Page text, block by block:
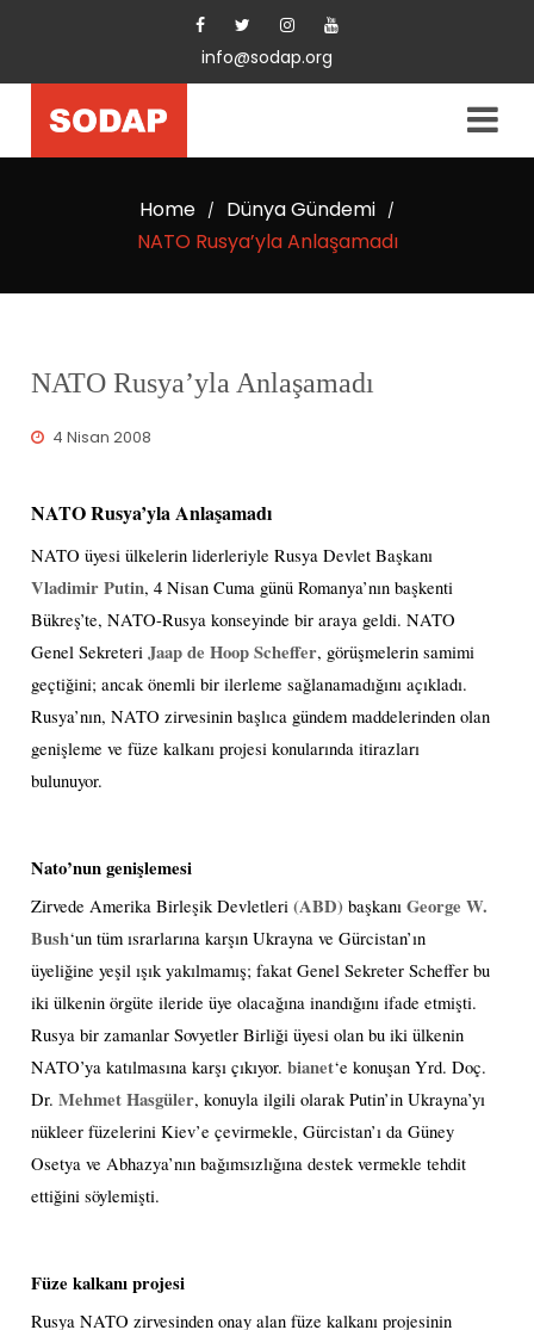
info@sodap.org
Home / Dünya Gündemi /
NATO Rusya’yla Anlaşamadı
NATO Rusya’yla Anlaşamadı
4 Nisan 2008
NATO Rusya’yla Anlaşamadı
NATO üyesi ülkelerin liderleriyle Rusya Devlet Başkanı
Vladimir Putin, 4 Nisan Cuma günü Romanya’nın başkenti
Bükreş’te, NATO-Rusya konseyinde bir araya geldi. NATO
Genel SekreteriJaap de Hoop Scheffer, görüşmelerin samimi
geçtiğini; ancak önemli bir ilerleme sağlanamadığını açıkladı.
Rusya’nın, NATO zirvesinin başlıca gündem maddelerinden olan
genişleme ve füze kalkanı projesi konularında itirazları
bulunuyor.
Nato’nun genişlemesi
Zirvede Amerika Birleşik Devletleri(ABD) başkanıGeorge W.
Bush‘un tüm ısrarlarına karşın Ukrayna ve Gürcistan’ın
üyeliğine yeşil ışık yakılmamış; fakat Genel Sekreter Scheffer bu
iki ülkenin örgüte ileride üye olacağına inandığını ifade etmişti.
Rusya bir zamanlar Sovyetler Birliği üyesi olan bu iki ülkenin
NATO’ya katılmasına karşı çıkıyor.bianet‘e konuşan Yrd. Doç.
Dr.Mehmet Hasgüler, konuyla ilgili olarak Putin’in Ukrayna’yı
nükleer füzelerini Kiev’e çevirmekle, Gürcistan’ı da Güney
Osetya ve Abhazya’nın bağımsızlığına destek vermekle tehdit
ettiğini söylemişti.
Füze kalkanı projesi
Rusya NATO zirvesinden onay alan füze kalkanı projesinin